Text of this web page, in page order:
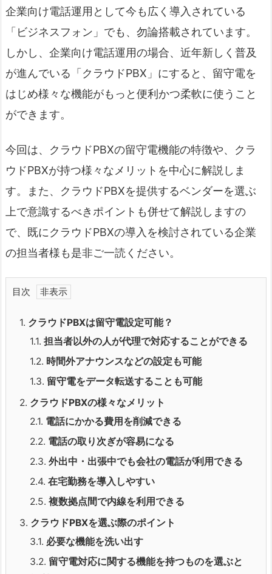
企業向け電話運用として今も広く導入されている
「ビジネスフォン」でも、勿論搭載されています。
しかし、企業向け電話運用の場合、近年新しく普及
が進んでいる「クラウドPBX」にすると、留守電を
はじめ様々な機能がもっと便利かつ柔軟に使うこと
ができます。
今回は、クラウドPBXの留守電機能の特徴や、クラ
ウドPBXが持つ様々なメリットを中心に解説しま
す。また、クラウドPBXを提供するベンダーを選ぶ
上で意識するべきポイントも併せて解説しますの
で、既にクラウドPBXの導入を検討されている企業
の担当者様も是非ご一読ください。
目次
1. クラウドPBXは留守電設定可能？
1.1. 担当者以外の人が代理で対応することができる
1.2. 時間外アナウンスなどの設定も可能
1.3. 留守電をデータ転送することも可能
2. クラウドPBXの様々なメリット
2.1. 電話にかかる費用を削減できる
2.2. 電話の取り次ぎが容易になる
2.3. 外出中・出張中でも会社の電話が利用できる
2.4. 在宅勤務を導入しやすい
2.5. 複数拠点間で内線を利用できる
3. クラウドPBXを選ぶ際のポイント
3.1. 必要な機能を洗い出す
3.2. 留守電対応に関する機能を持つものを選ぶと